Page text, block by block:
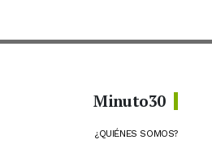
Minuto30
¿QUIÉNES SOMOS?